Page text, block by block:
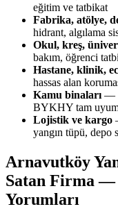
eğitim ve tatbikat
Fabrika, atölye,
hidrant, algılama
Okul, kreş,
bakım, öğrenci
Hastane, klinik,
hassas alan
Kamu binaları —
BYKHY tam
Lojistik ve kargo
yangın tüpü, depo
Arnavutköy
Satan Firma —
Yorumları